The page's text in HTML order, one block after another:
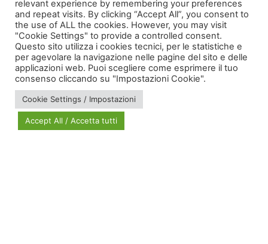
via Bonardi, 3
20133 Milano
Open in Maps
relevant experience by remembering your preferences
and repeat visits. By clicking “Accept All”, you consent to
the use of ALL the cookies. However, you may visit
"Cookie Settings" to provide a controlled consent.
Questo sito utilizza i cookies tecnici, per le statistiche e
per agevolare la navigazione nelle pagine del sito e delle
applicazioni web. Puoi scegliere come esprimere il tuo
consenso cliccando su "Impostazioni Cookie".
Cookie Settings / Impostazioni
Accept All / Accetta tutti